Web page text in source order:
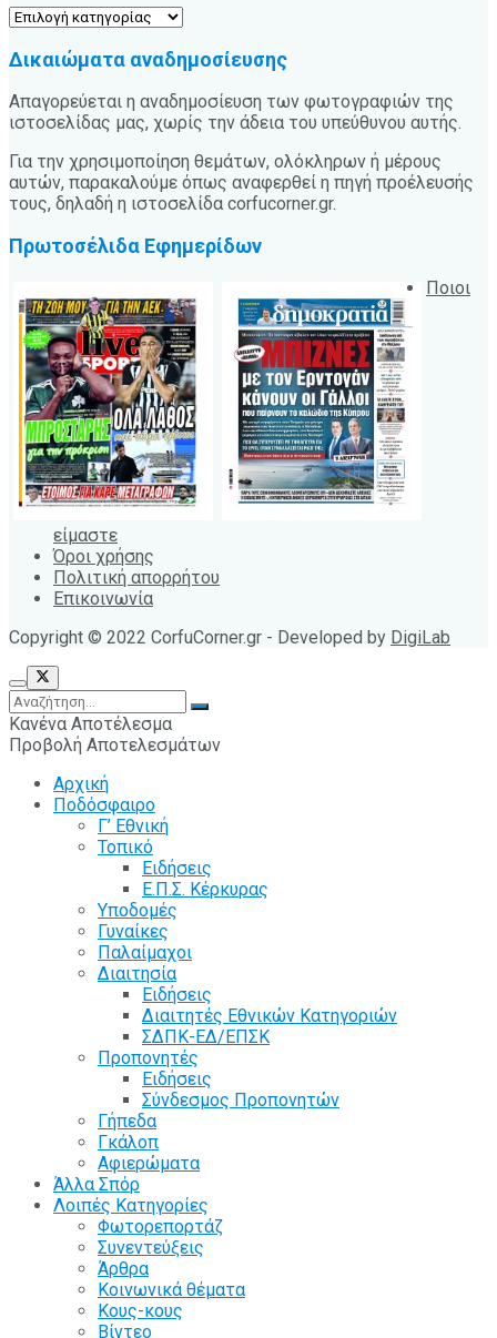
Κατηγορίες
Δικαιώματα αναδημοσίευσης
Απαγορεύεται η αναδημοσίευση των φωτογραφιών της
ιστοσελίδας μας, χωρίς την άδεια του υπεύθυνου αυτής.
Για την χρησιμοποίηση θεμάτων, ολόκληρων ή μέρους
αυτών, παρακαλούμε όπως αναφερθεί η πηγή προέλευσής
τους, δηλαδή η ιστοσελίδα corfucorner.gr.
Πρωτοσέλιδα Εφημερίδων
Ποιοι
είμαστε
Όροι χρήσης
Πολιτική απορρήτου
Επικοινωνία
Copyright © 2022 CorfuCorner.gr - Developed by DigiLab
Κανένα Αποτέλεσμα
Προβολή Αποτελεσμάτων
Αρχική
Ποδόσφαιρο
Γ’ Εθνική
Τοπικό
Ειδήσεις
Ε.Π.Σ. Κέρκυρας
Υποδομές
Γυναίκες
Παλαίμαχοι
Διαιτησία
Ειδήσεις
Διαιτητές Εθνικών Κατηγοριών
ΣΔΠΚ-ΕΔ/ΕΠΣΚ
Προπονητές
Ειδήσεις
Σύνδεσμος Προπονητών
Γήπεδα
Γκάλοπ
Αφιερώματα
Άλλα Σπόρ
Λοιπές Κατηγορίες
Φωτορεπορτάζ
Συνεντεύξεις
Άρθρα
Κοινωνικά θέματα
Κους-κους
Βίντεο